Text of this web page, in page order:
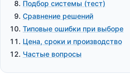
Подбор системы (тест)
Сравнение решений
Типовые ошибки при выборе
Цена, сроки и производство
Частые вопросы